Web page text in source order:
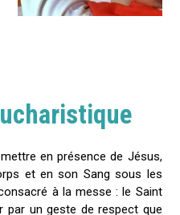
en présence de Jésus,
et en son Sang sous les
à la messe : le Saint
par un geste de respect que